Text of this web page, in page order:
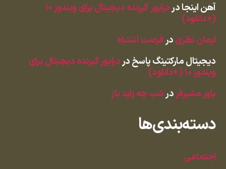
آهن اینجادر
درایور گیرنده دیجیتال برای ویندوز ۱۰
(+دانلود)
ایمان نظریدرفرصت اشتباه
دیجیتال مارکتینگ پاسخدردرایور گیرنده دیجیتال برای
ویندوز ۱۰ (+دانلود)
یاور مشیرفردرشب چه زاید باز
دسته‌بندی‌ها
اجتماعی